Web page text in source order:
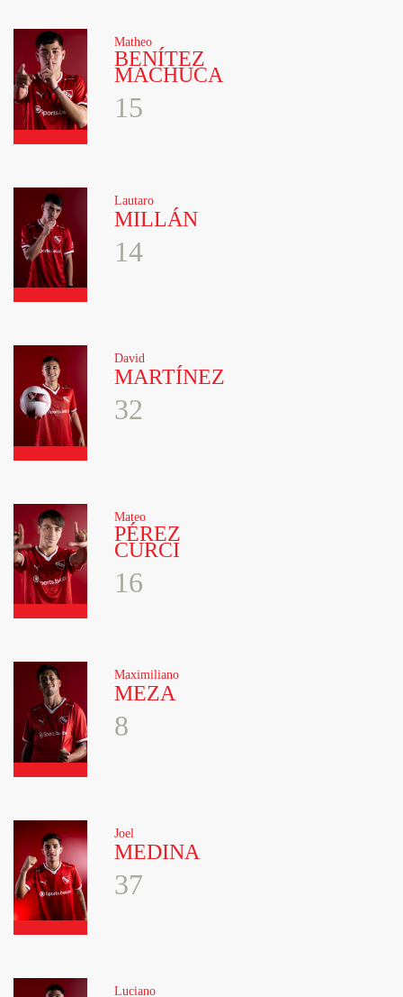
Matheo
BENÍTEZ
MACHUCA
15
Lautaro
MILLÁN
14
David
MARTÍNEZ
32
Mateo
PÉREZ
CURCI
16
Maximiliano
MEZA
8
Joel
MEDINA
37
Luciano